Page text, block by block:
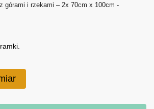
górami i rzekami – 2x 70cm x 100cm -